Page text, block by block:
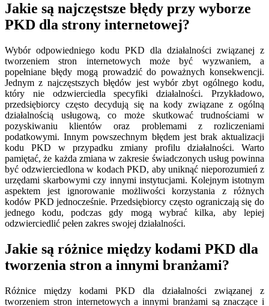
Jakie są najczęstsze błędy przy wyborze
PKD dla strony internetowej?
Wybór odpowiedniego kodu PKD dla działalności związanej z
tworzeniem stron internetowych może być wyzwaniem, a
popełniane błędy mogą prowadzić do poważnych konsekwencji.
Jednym z najczęstszych błędów jest wybór zbyt ogólnego kodu,
który nie odzwierciedla specyfiki działalności. Przykładowo,
przedsiębiorcy często decydują się na kody związane z ogólną
działalnością usługową, co może skutkować trudnościami w
pozyskiwaniu klientów oraz problemami z rozliczeniami
podatkowymi. Innym powszechnym błędem jest brak aktualizacji
kodu PKD w przypadku zmiany profilu działalności. Warto
pamiętać, że każda zmiana w zakresie świadczonych usług powinna
być odzwierciedlona w kodach PKD, aby uniknąć nieporozumień z
urzędami skarbowymi czy innymi instytucjami. Kolejnym istotnym
aspektem jest ignorowanie możliwości korzystania z różnych
kodów PKD jednocześnie. Przedsiębiorcy często ograniczają się do
jednego kodu, podczas gdy mogą wybrać kilka, aby lepiej
odzwierciedlić pełen zakres swojej działalności.
Jakie są różnice między kodami PKD dla
tworzenia stron a innymi branżami?
Różnice między kodami PKD dla działalności związanej z
tworzeniem stron internetowych a innymi branżami są znaczące i